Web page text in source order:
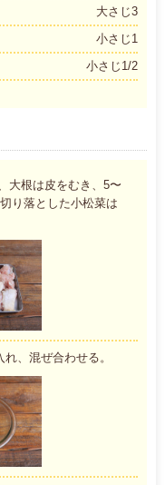
大さじ3
小さじ1
小さじ1/2
大根は皮をむき、5〜
り落とした小松菜は
、混ぜ合わせる。